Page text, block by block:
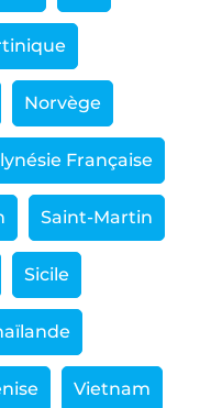
Norvège
Française
Saint-Martin
Sicile
Vietnam